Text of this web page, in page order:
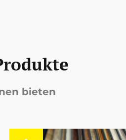
bieten